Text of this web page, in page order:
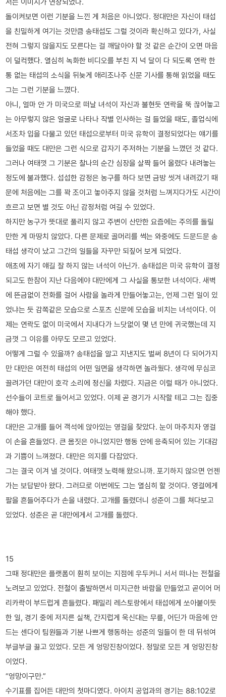
서는 이미지가 연상되었다.
돌이켜보면 이런 기분을 느낀 게 처음은 아니었다. 정대만은 자신이 태섭
을 친밀하게 여기는 것만큼 송태섭도 그럴 것이라 확신하고 있다가, 사실
전혀 그렇지 않을지도 모른다는 걸 깨달아야 할 것 같은 순간이 오면 마음
이 덜컥했다. 열심히 녹화한 비디오를 부친 지 넉 달이 다 되도록 연락 한
통 없는 태섭의 소식을 뒤늦게 애리조나주 신문 기사를 통해 읽었을 때도
그는 그런 기분을 느꼈다.
아니, 얼마 안 가 미국으로 떠날 녀석이 자신과 불현듯 연락을 뚝 끊어놓고
는 아무렇지 않은 얼굴로 나타나 작별 인사하는 걸 들었을 때도, 졸업식에
서조차 입을 다물고 있던 태섭으로부터 미국 유학이 결정되었다는 얘기를
들었을 때도 대만은 그런 식으로 갑자기 주저하는 기분을 느꼈던 것 같다.
그러나 여태껏 그 기분은 찰나의 순간 심장을 살짝 들어 올렸다 내려놓는
정도에 불과했다. 섭섭한 감정은 농구를 하다 보면 금방 씻겨 내려갔기 때
문에 처음에는 그를 꽉 조이고 놓아주지 않을 것처럼 느껴지다가도 시간이
흐르고 보면 별 것도 아닌 감정처럼 여길 수 있었다.
하지만 농구가 뜻대로 풀리지 않고 주변이 산만한 요즘에는 주의를 돌릴
만한 게 마땅치 않았다. 다른 문제로 골머리를 썩는 와중에도 드문드문 송
태섭 생각이 났고 그간의 일들을 자꾸만 되짚어 보게 되었다.
애초에 자기 얘길 잘 하지 않는 녀석이 아닌가. 송태섭은 미국 유학이 결정
되고도 한참이 지난 다음에야 대만에게 그 사실을 통보한 녀석이다. 새벽
에 뜬금없이 전화를 걸어 사람을 놀라게 만들어놓고는, 언제 그런 일이 있
었냐는 듯 감쪽같은 모습으로 스포츠 신문에 모습을 비치는 녀석이다. 이
제는 연락도 없이 미국에서 지내다가 느닷없이 몇 년 만에 귀국했는데 지
금껏 그 이유를 아무도 모르고 있었다.
어떻게 그럴 수 있을까? 송태섭을 알고 지낸지도 벌써 8년이 다 되어가지
만 대만은 여전히 태섭의 어떤 일면을 생각하면 놀라웠다. 생각에 무심코
끌려가던 대만이 호각 소리에 정신을 차렸다. 지금은 이럴 때가 아니었다.
선수들이 코트로 들어서고 있었다. 이제 곧 경기가 시작할 테고 그는 집중
해야 했다.
대만은 고개를 들어 객석에 앉아있는 영걸을 찾았다. 눈이 마주치자 영걸
이 손을 흔들었다. 큰 몸짓은 아니었지만 행동 안에 응축되어 있는 기대감
과 기쁨이 느껴졌다. 대만은 의지를 다잡았다.
그는 결국 이겨 낼 것이다. 여태껏 노력해 왔으니까. 포기하지 않으면 언젠
가는 보답받아 왔다. 그러므로 이번에도 그는 열심히 할 것이다. 영걸에게
팔을 흔들어주다가 손을 내렸다. 고개를 돌렸더니 성준이 그를 쳐다보고
있었다. 성준은 곧 대만에게서 고개를 돌렸다.
15
그때 정대만은 플랫폼이 훤히 보이는 지점에 우두커니 서서 떠나는 전철을
노려보고 있었다. 전철이 출발하면서 미지근한 바람을 만들었고 곧이어 머
리카락이 부드럽게 흔들렸다. 패밀리 레스토랑에서 태섭에게 쏘아붙이듯
한 일, 경기 중에 저지른 실책, 간지럽게 욱신대는 무릎, 어딘가 마음에 안
드는 센다이 팀원들과 기분 나쁘게 행동하는 성준의 일들이 한 데 뒤섞여
부글부글 끓고 있었다. 모든 게 엉망진창이었다. 정말로 모든 게 엉망진창
이었다.
“엉망이구만.”
수기표를 집어든 대만의 첫마디였다. 아이치 공업과의 경기는 88:102로